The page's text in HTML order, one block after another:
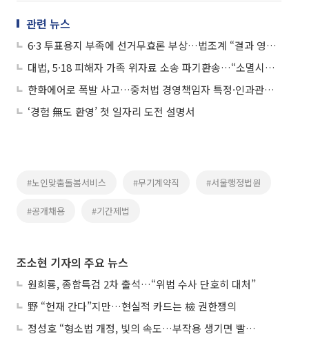
관련 뉴스
6·3 투표용지 부족에 선거무효론 부상…법조계 “결과 영향 입증이 관건”
대법, 5·18 피해자 가족 위자료 소송 파기환송…“소멸시효 완성 안 돼”
한화에어로 폭발 사고…중처법 경영책임자 특정·인과관계 쟁점
‘경험 無도 환영’ 첫 일자리 도전 설명서
#노인맞춤돌봄서비스 #무기계약직 #서울행정법원
#공개채용 #기간제법
조소현 기자의 주요 뉴스
원희룡, 종합특검 2차 출석…“위법 수사 단호히 대처”
野 “헌재 간다”지만…현실적 카드는 檢 권한쟁의
정성호 “형소법 개정, 빛의 속도…부작용 생기면 빨리 고쳐야”